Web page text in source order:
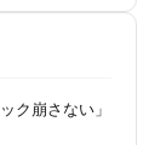
ク崩さない」